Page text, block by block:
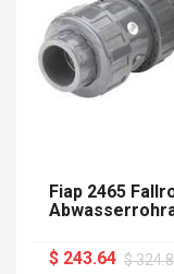
Fiap 2465
$ 243.64 $